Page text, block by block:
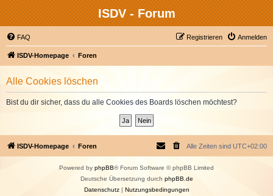
ISDV - Forum
FAQ Anmelden
Registrieren
ISDV-Homepage Foren
Alle Cookies löschen
Bist du dir sicher, dass du alle Cookies des Boards löschen möchtest?
ISDV-Homepage Foren Alle Zeiten sind UTC+02:00
Powered by phpBB® Forum Software © phpBB Limited
Deutsche Übersetzung durch phpBB.de
Datenschutz| Nutzungsbedingungen